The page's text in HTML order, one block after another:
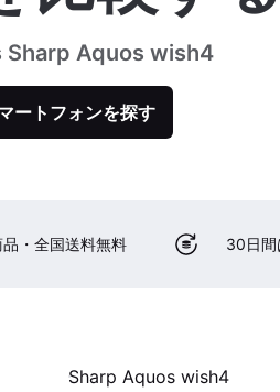
Sharp Aquos wish4
ートフォンを探す
品・全国送料無料 30日間
Sharp Aquos wish4